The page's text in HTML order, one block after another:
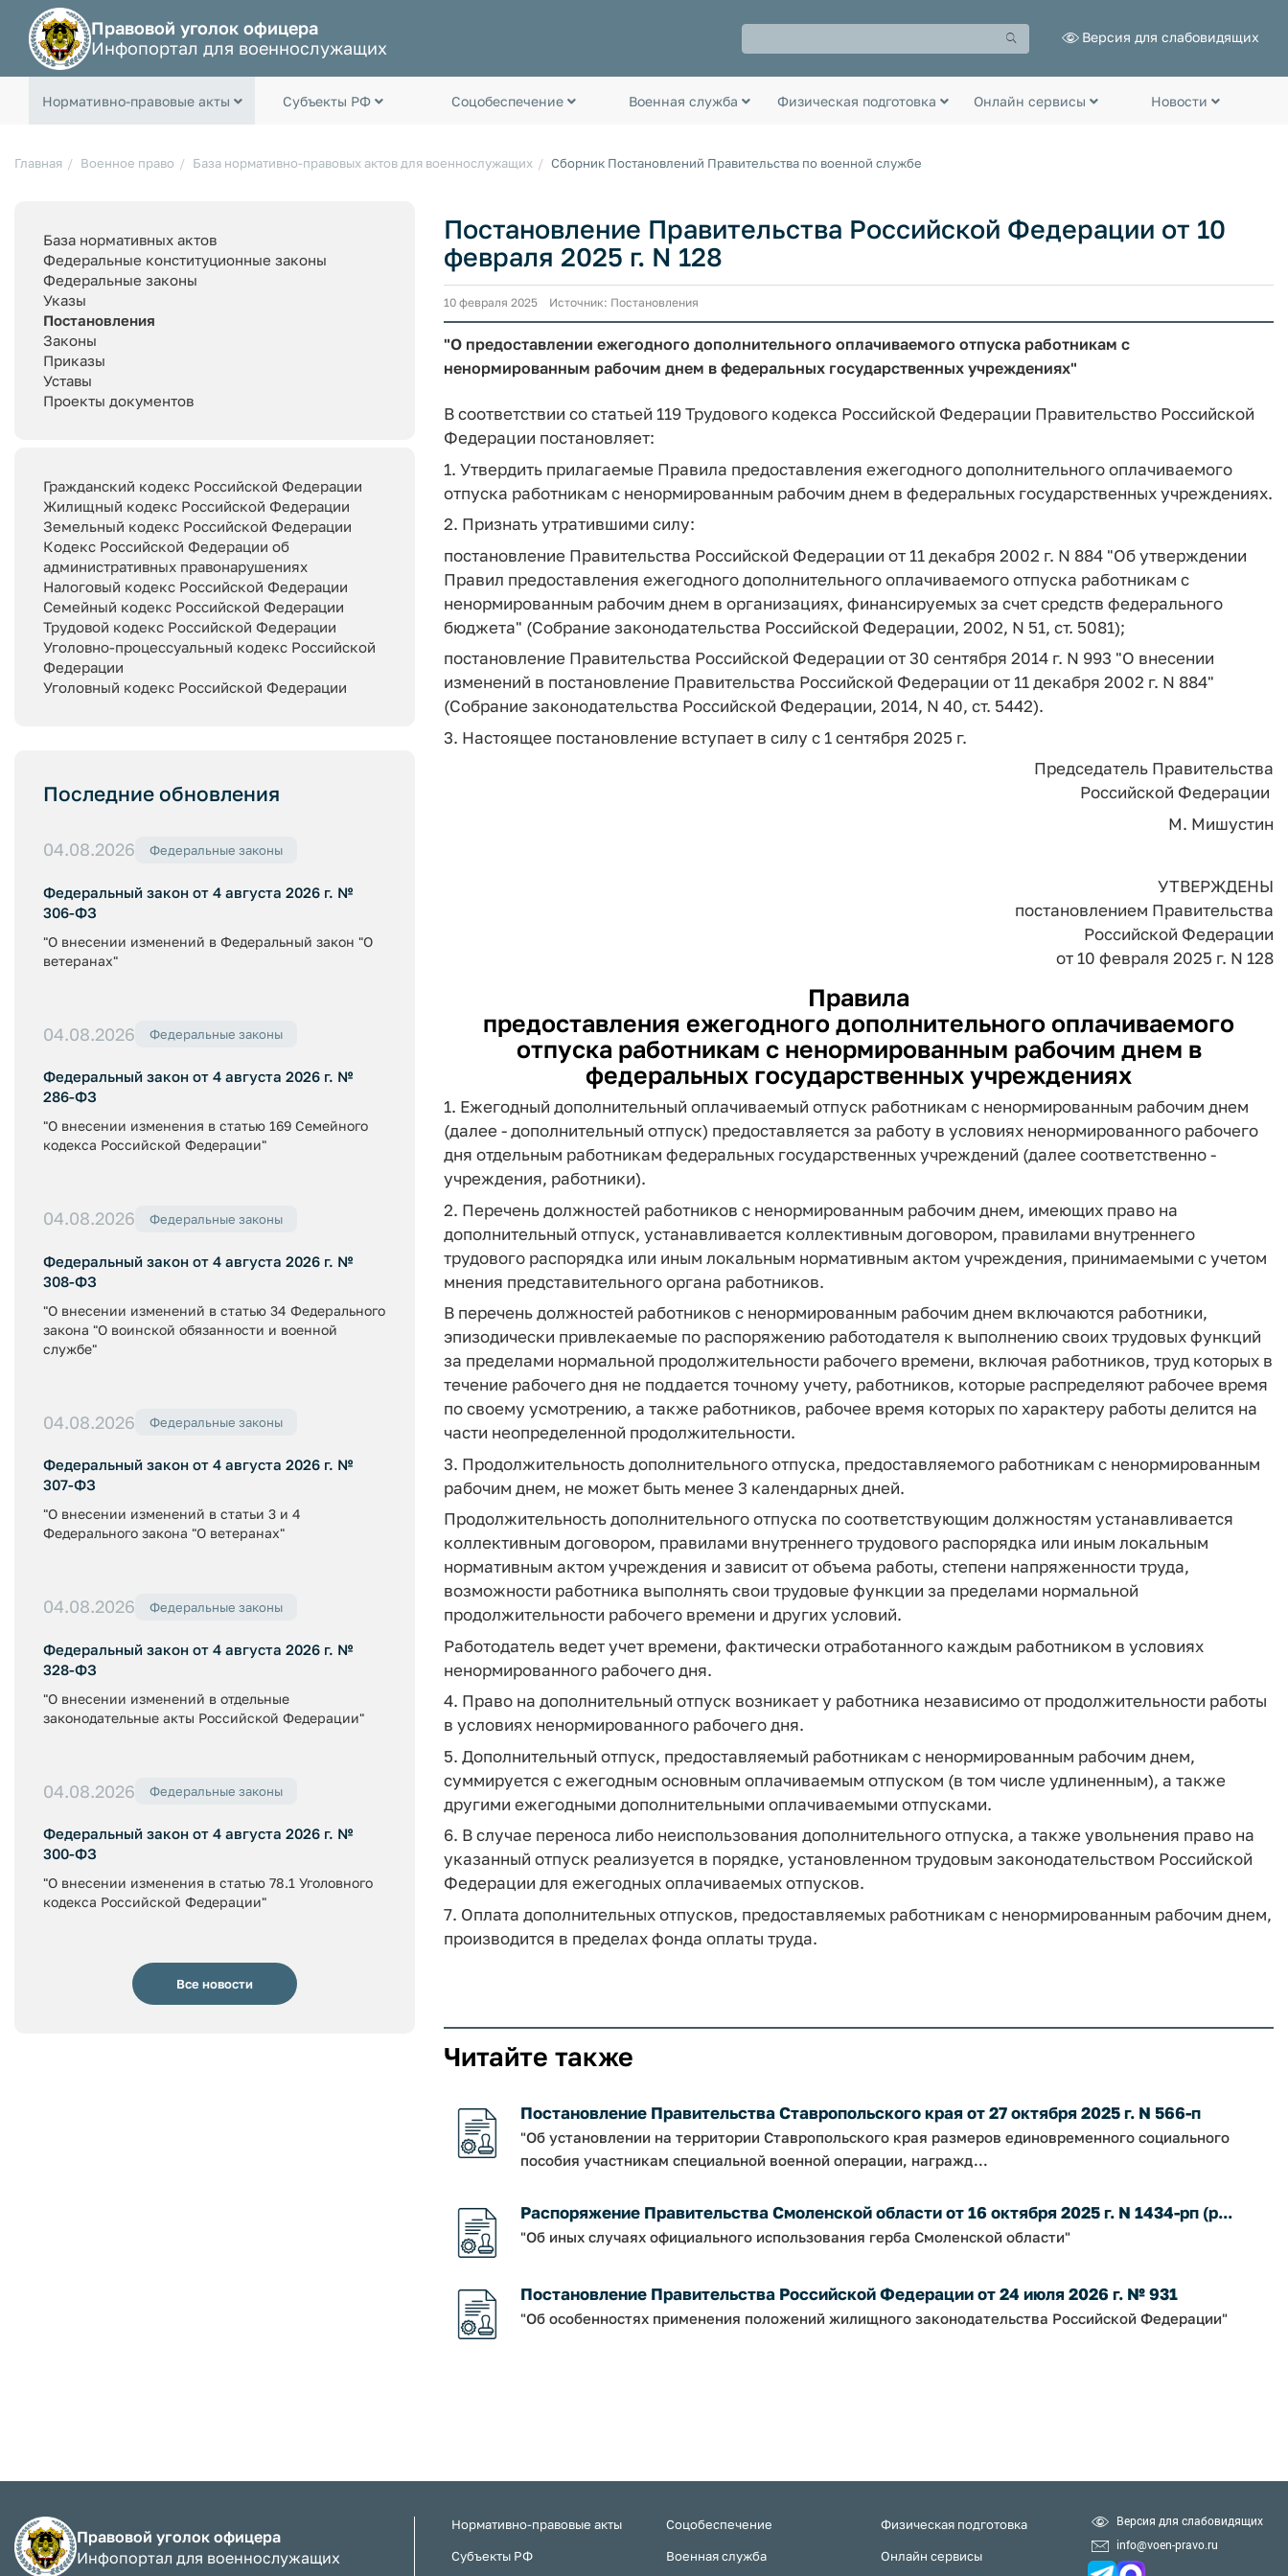
Правовой уголок офицера
Инфопортал для военнослужащих
Версия для слабовидящих
Нормативно-правовые акты Субъекты РФ Соцобеспечение Военная служба Физическая подготовка Онлайн сервисы Новости
Главная Военное право База нормативно-правовых актов для военнослужащих Сборник Постановлений Правительства по военной службе
База нормативных актов
Федеральные конституционные законы
Федеральные законы
Указы
Постановления
Законы
Приказы
Уставы
Проекты документов
Гражданский кодекс Российской Федерации
Жилищный кодекс Российской Федерации
Земельный кодекс Российской Федерации
Кодекс Российской Федерации об
административных правонарушениях
Налоговый кодекс Российской Федерации
Семейный кодекс Российской Федерации
Трудовой кодекс Российской Федерации
Уголовно-процессуальный кодекс Российской
Федерации
Уголовный кодекс Российской Федерации
Последние обновления
04.08.2026 Федеральные законы
Федеральный закон от 4 августа 2026 г. №
306-ФЗ
"О внесении изменений в Федеральный закон "О
ветеранах"
04.08.2026 Федеральные законы
Федеральный закон от 4 августа 2026 г. №
286-ФЗ
"О внесении изменения в статью 169 Семейного
кодекса Российской Федерации"
04.08.2026 Федеральные законы
Федеральный закон от 4 августа 2026 г. №
308-ФЗ
"О внесении изменений в статью 34 Федерального
закона "О воинской обязанности и военной
службе"
04.08.2026 Федеральные законы
Федеральный закон от 4 августа 2026 г. №
307-ФЗ
"О внесении изменений в статьи 3 и 4
Федерального закона "О ветеранах"
04.08.2026 Федеральные законы
Федеральный закон от 4 августа 2026 г. №
328-ФЗ
"О внесении изменений в отдельные
законодательные акты Российской Федерации"
04.08.2026 Федеральные законы
Федеральный закон от 4 августа 2026 г. №
300-ФЗ
"О внесении изменения в статью 78.1 Уголовного
кодекса Российской Федерации"
Все новости
Постановление Правительства Российской Федерации от 10
февраля 2025 г. N 128
10 февраля 2025 Источник: Постановления
"О предоставлении ежегодного дополнительного оплачиваемого отпуска работникам с
ненормированным рабочим днем в федеральных государственных учреждениях"
В соответствии со статьей 119 Трудового кодекса Российской Федерации Правительство Российской
Федерации постановляет:
1. Утвердить прилагаемые Правила предоставления ежегодного дополнительного оплачиваемого
отпуска работникам с ненормированным рабочим днем в федеральных государственных учреждениях.
2. Признать утратившими силу:
постановление Правительства Российской Федерации от 11 декабря 2002 г. N 884 "Об утверждении
Правил предоставления ежегодного дополнительного оплачиваемого отпуска работникам с
ненормированным рабочим днем в организациях, финансируемых за счет средств федерального
бюджета" (Собрание законодательства Российской Федерации, 2002, N 51, ст. 5081);
постановление Правительства Российской Федерации от 30 сентября 2014 г. N 993 "О внесении
изменений в постановление Правительства Российской Федерации от 11 декабря 2002 г. N 884"
(Собрание законодательства Российской Федерации, 2014, N 40, ст. 5442).
3. Настоящее постановление вступает в силу с 1 сентября 2025 г.
Председатель Правительства
Российской Федерации
М. Мишустин
УТВЕРЖДЕНЫ
постановлением Правительства
Российской Федерации
от 10 февраля 2025 г. N 128
Правила
предоставления ежегодного дополнительного оплачиваемого
отпуска работникам с ненормированным рабочим днем в
федеральных государственных учреждениях
1. Ежегодный дополнительный оплачиваемый отпуск работникам с ненормированным рабочим днем
(далее - дополнительный отпуск) предоставляется за работу в условиях ненормированного рабочего
дня отдельным работникам федеральных государственных учреждений (далее соответственно -
учреждения, работники).
2. Перечень должностей работников с ненормированным рабочим днем, имеющих право на
дополнительный отпуск, устанавливается коллективным договором, правилами внутреннего
трудового распорядка или иным локальным нормативным актом учреждения, принимаемыми с учетом
мнения представительного органа работников.
В перечень должностей работников с ненормированным рабочим днем включаются работники,
эпизодически привлекаемые по распоряжению работодателя к выполнению своих трудовых функций
за пределами нормальной продолжительности рабочего времени, включая работников, труд которых в
течение рабочего дня не поддается точному учету, работников, которые распределяют рабочее время
по своему усмотрению, а также работников, рабочее время которых по характеру работы делится на
части неопределенной продолжительности.
3. Продолжительность дополнительного отпуска, предоставляемого работникам с ненормированным
рабочим днем, не может быть менее 3 календарных дней.
Продолжительность дополнительного отпуска по соответствующим должностям устанавливается
коллективным договором, правилами внутреннего трудового распорядка или иным локальным
нормативным актом учреждения и зависит от объема работы, степени напряженности труда,
возможности работника выполнять свои трудовые функции за пределами нормальной
продолжительности рабочего времени и других условий.
Работодатель ведет учет времени, фактически отработанного каждым работником в условиях
ненормированного рабочего дня.
4. Право на дополнительный отпуск возникает у работника независимо от продолжительности работы
в условиях ненормированного рабочего дня.
5. Дополнительный отпуск, предоставляемый работникам с ненормированным рабочим днем,
суммируется с ежегодным основным оплачиваемым отпуском (в том числе удлиненным), а также
другими ежегодными дополнительными оплачиваемыми отпусками.
6. В случае переноса либо неиспользования дополнительного отпуска, а также увольнения право на
указанный отпуск реализуется в порядке, установленном трудовым законодательством Российской
Федерации для ежегодных оплачиваемых отпусков.
7. Оплата дополнительных отпусков, предоставляемых работникам с ненормированным рабочим днем,
производится в пределах фонда оплаты труда.
Читайте также
Постановление Правительства Ставропольского края от 27 октября 2025 г. N 566-п
"Об установлении на территории Ставропольского края размеров единовременного социального
пособия участникам специальной военной операции, награжд...
Распоряжение Правительства Смоленской области от 16 октября 2025 г. N 1434-рп (р...
"Об иных случаях официального использования герба Смоленской области"
Постановление Правительства Российской Федерации от 24 июля 2026 г. № 931
"Об особенностях применения положений жилищного законодательства Российской Федерации"
Правовой уголок офицера
Инфопортал для военнослужащих
Нормативно-правовые акты Соцобеспечение Физическая подготовка
Субъекты РФ Военная служба Онлайн сервисы
Версия для слабовидящих
info@voen-pravo.ru